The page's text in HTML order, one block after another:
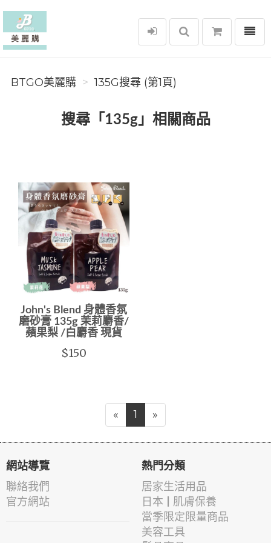
BTGO美麗購
選單
BTGO美麗購 135G搜尋 (第1頁)
搜尋「135g」相關商品
John's Blend 身體香氛
磨砂膏 135g 茉莉麝香/
蘋果梨 /白麝香 現貨
$150
« 1 »
網站導覽
聯絡我們
官方網站
熱門分類
居家生活用品
日本 | 肌膚保養
當季限定限量商品
美容工具